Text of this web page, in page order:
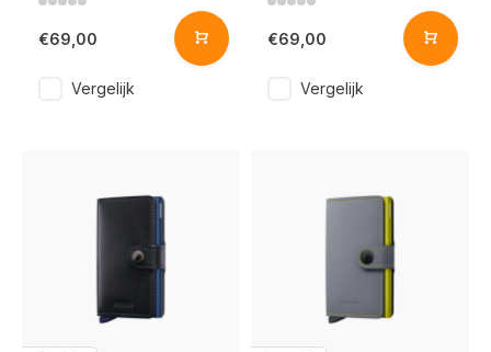
€69,00
Vergelijk
€69,00
Vergelijk